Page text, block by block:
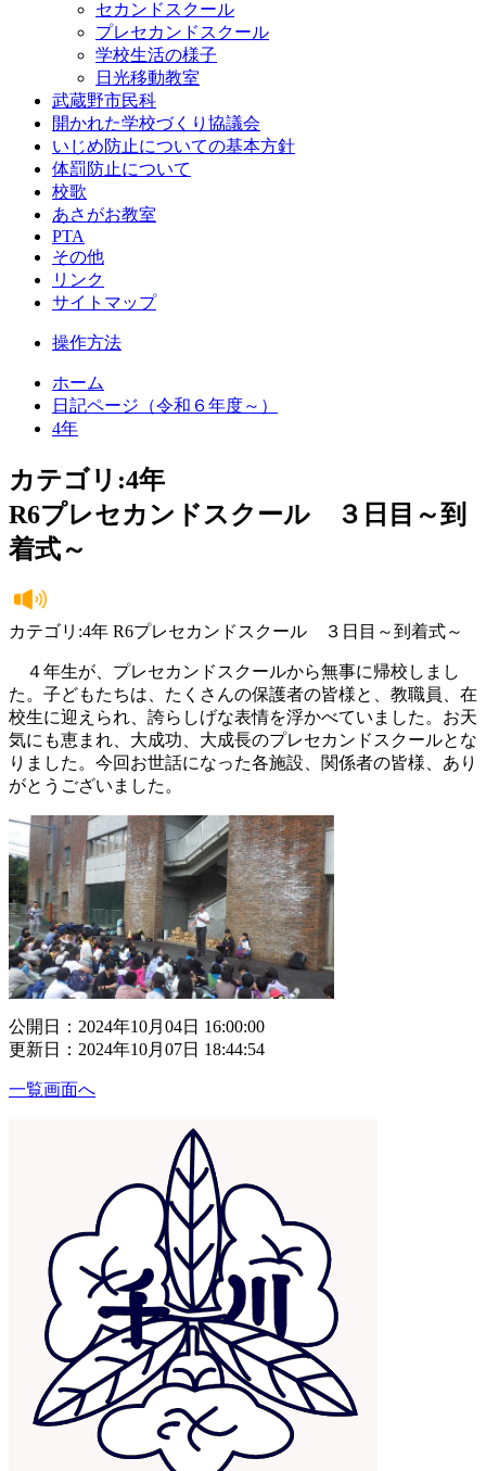
セカンドスクール
プレセカンドスクール
学校生活の様子
日光移動教室
武蔵野市民科
開かれた学校づくり協議会
いじめ防止についての基本方針
体罰防止について
校歌
あさがお教室
PTA
その他
リンク
サイトマップ
操作方法
ホーム
日記ページ（令和６年度～）
4年
カテゴリ:4年
R6プレセカンドスクール ３日目～到
着式～
カテゴリ:4年 R6プレセカンドスクール ３日目～到着式～
４年生が、プレセカンドスクールから無事に帰校しまし
た。子どもたちは、たくさんの保護者の皆様と、教職員、在
校生に迎えられ、誇らしげな表情を浮かべていました。お天
気にも恵まれ、大成功、大成長のプレセカンドスクールとな
りました。今回お世話になった各施設、関係者の皆様、あり
がとうございました。
公開日：2024年10月04日 16:00:00
更新日：2024年10月07日 18:44:54
一覧画面へ